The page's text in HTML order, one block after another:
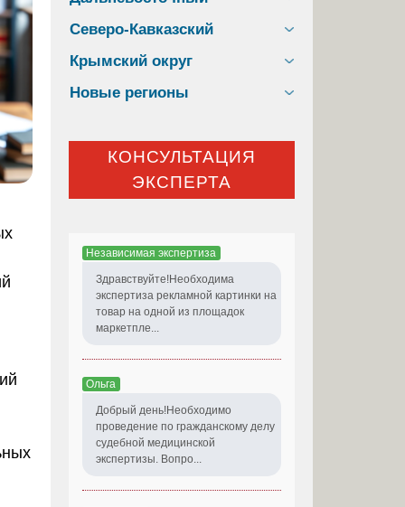
Северо-Кавказский
Крымский округ
Новые регионы
КОНСУЛЬТАЦИЯ
ЭКСПЕРТА
Независимая экспертиза
Здравствуйте!Необходима
экспертиза рекламной картинки на
товар на одной из площадок
маркетпле...
Ольга
Добрый день!Необходимо
проведение по гражданскому делу
судебной медицинской
экспертизы. Вопро...